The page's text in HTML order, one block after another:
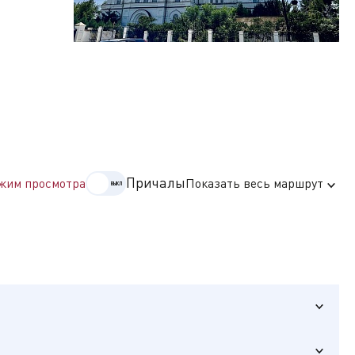
разных
она
просмотра ПричалыПоказать весь маршрут